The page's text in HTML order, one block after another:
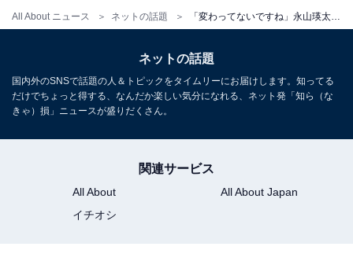
All About ニュース ネットの話題
ネットの話題
国内外のSNSで話題の人＆トピックをタイムリーにお届けします。知ってる
だけでちょっと得する、なんだか楽しい気分になれる、ネット発「知ら（な
きゃ）損」ニュースが盛りだくさん。
関連サービス
All About
All About Japan
イチオシ